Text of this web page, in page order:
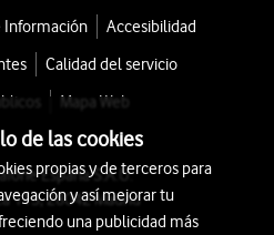
Información
Accesibilidad
Calidad del servicio
Mapa Web
España S.A.U.
115, 28042 Madrid
de las cookies
propias y de terceros para
y así mejorar tu
una publicidad más